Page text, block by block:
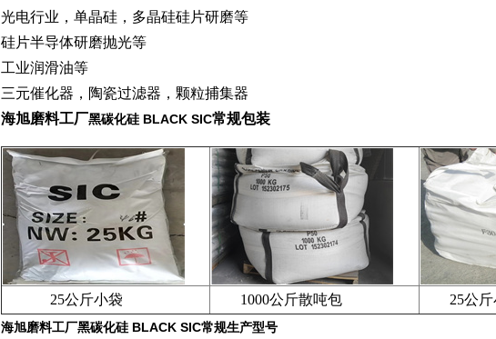
光电行业，单晶硅，多晶硅硅片研磨等
硅片半导体研磨抛光等
工业润滑油等
三元催化器，陶瓷过滤器，颗粒捕集器
海旭磨料工厂黑碳化硅 BLACK SIC常规包装
25公斤小袋 1000公斤散吨包 25公斤
海旭磨料工厂黑碳化硅 BLACK SIC常规生产型号